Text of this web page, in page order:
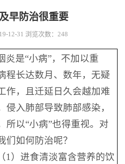
早防治很重要
12-31 浏览次数： 248
炎是“小病”，不加以重
程长达数月、数年，无疑
作，且迁延日久会越加难
侵入肺部导致肺部感染，
所以“小病”也得重视。对
们如何防治呢？
1）进食清淡富含营养的饮